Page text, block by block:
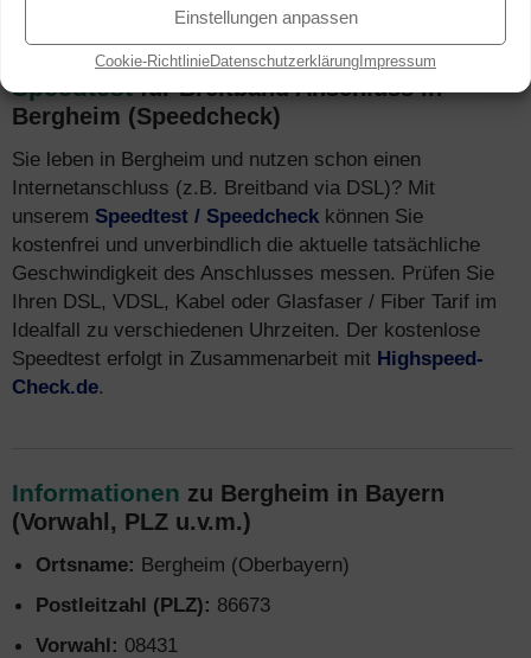
Einstellungen anpassen
Cookie-RichtlinieDatenschutzerklärungImpressum
Speedtestfür Breitband Anschluss in
Bergheim (Speedcheck)
Sie leben in Bergheim und nutzen schon einen
Internetanschluss (z.B. Breitband via DSL)? Mit
unserem Speedtest / Speedcheck können Sie
kostenfrei und unverbindlich die aktuelle tatsächliche
Geschwindigkeit des Anschlusses messen. Prüfen Sie
Ihren DSL, VDSL, Kabel oder Glasfaser / Fiber Tarif im
Idealfall zu verschiedenen Uhrzeiten. Der kostenlose
Speedtest erfolgt in Zusammenarbeit mit Highspeed-
Check.de.
Informationen zu Bergheim in Bayern
(Vorwahl, PLZ u.v.m.)
Ortsname: Bergheim (Oberbayern)
Postleitzahl (PLZ): 86673
Vorwahl: 08431